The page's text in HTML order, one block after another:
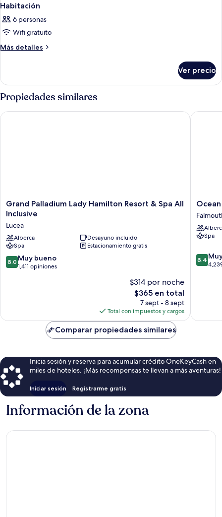
Habitación
6 personas
Wifi gratuito
Más detalles
Más
Ver precio
Propiedades similares
Grand
Palladium
Hamilton
Resort
&
Spa
All
Grand Palladium Lady Hamilton Resort & Spa All
Inclusive
Lucea
Alberca
Desayuno incluido
Spa
Estacionamiento gratis
8.0
de
8.0 Muy bueno
1,411 opiniones
$314 por noche
El
precio
actual
es
de
$365
$365 en total
7 sept - 8 sept
Total con impuestos y cargos
Grand Palladium Lady Hamilton Resort & Spa All Inclusive
Ocean
Coral
Spring
-
AllSpa
8.4
de
8.4
Ocean
Comparar propiedades similares
Inicia sesión y reserva para acumular crédito OneKeyCash en
miles de hoteles. ¡Más recompensas te llevan a más aventuras!
Iniciar sesión Registrarme gratis
Información de la zona